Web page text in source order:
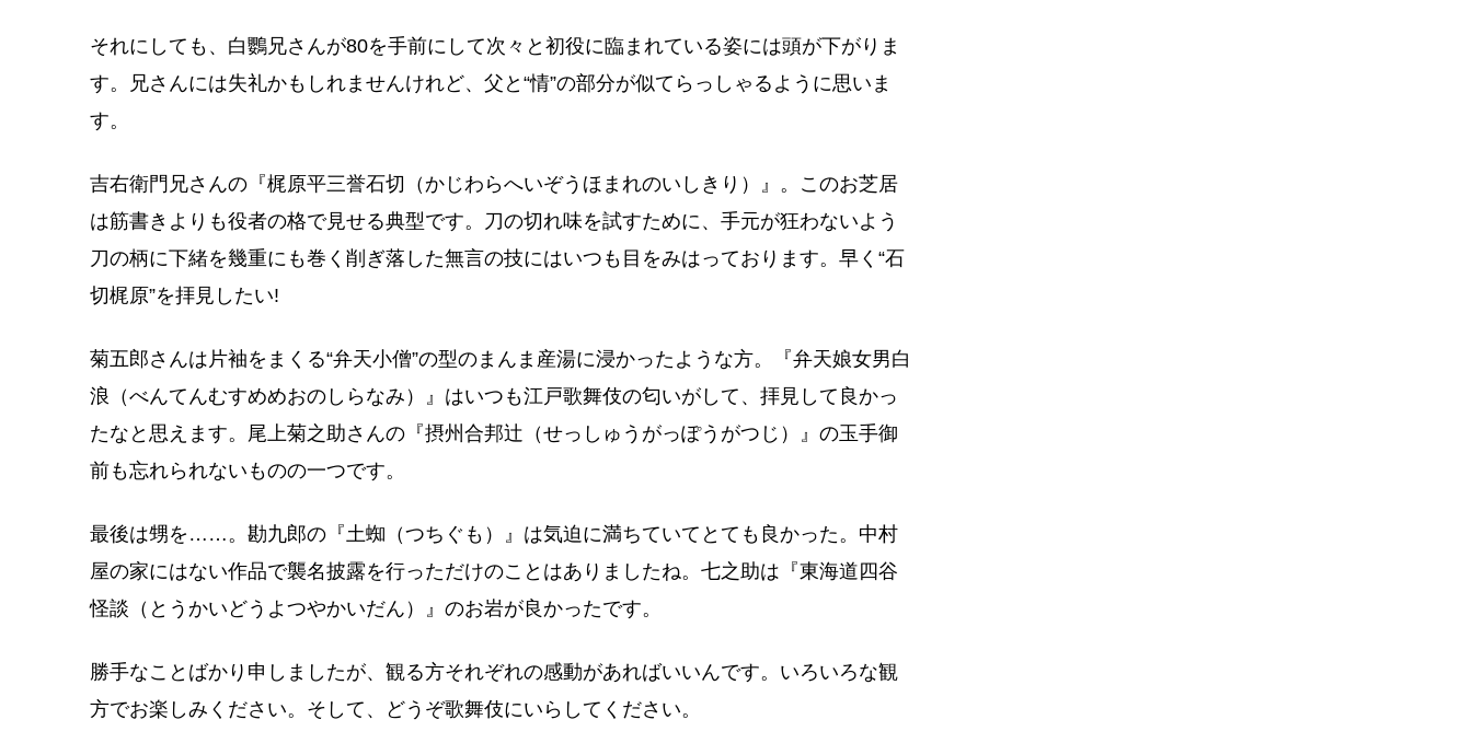
それにしても、白鸚兄さんが80を手前にして次々と初役に臨まれている姿には頭が下がりま
す。兄さんには失礼かもしれませんけれど、父と“情”の部分が似てらっしゃるように思いま
す。
吉右衛門兄さんの『梶原平三誉石切（かじわらへいぞうほまれのいしきり）』。このお芝居
は筋書きよりも役者の格で見せる典型です。刀の切れ味を試すために、手元が狂わないよう
刀の柄に下緒を幾重にも巻く削ぎ落した無言の技にはいつも目をみはっております。早く“石
切梶原”を拝見したい!
菊五郎さんは片袖をまくる“弁天小僧”の型のまんま産湯に浸かったような方。『弁天娘女男白
浪（べんてんむすめめおのしらなみ）』はいつも江戸歌舞伎の匂いがして、拝見して良かっ
たなと思えます。尾上菊之助さんの『摂州合邦辻（せっしゅうがっぽうがつじ）』の玉手御
前も忘れられないものの一つです。
最後は甥を……。勘九郎の『土蜘（つちぐも）』は気迫に満ちていてとても良かった。中村
屋の家にはない作品で襲名披露を行っただけのことはありましたね。七之助は『東海道四谷
怪談（とうかいどうよつやかいだん）』のお岩が良かったです。
勝手なことばかり申しましたが、観る方それぞれの感動があればいいんです。いろいろな観
方でお楽しみください。そして、どうぞ歌舞伎にいらしてください。